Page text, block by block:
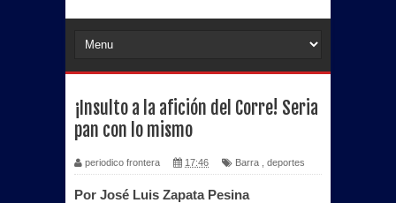
¡Insulto a la afición del Corre! Seria
pan con lo mismo
periodico frontera 17:46 Barra deportes
Por José Luis Zapata Pesina